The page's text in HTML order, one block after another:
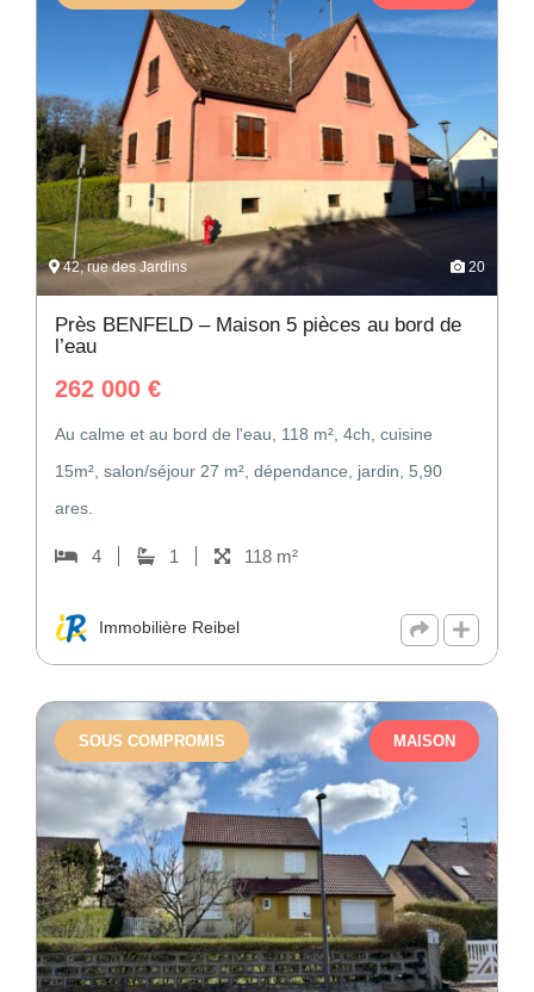
42, rue des Jardins 20
Près BENFELD – Maison 5 pièces au bord de
l’eau
262 000 €
Au calme et au bord de l'eau, 118 m², 4ch, cuisine
15m², salon/séjour 27 m², dépendance, jardin, 5,90
ares.
4 1 118 m²
Immobilière Reibel
SOUS COMPROMIS MAISON